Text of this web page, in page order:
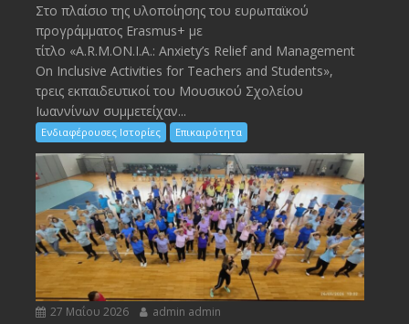
Στο πλαίσιο της υλοποίησης του ευρωπαϊκού
προγράμματος Erasmus+ με
τίτλο «A.R.M.ON.I.A.: Anxiety’s Relief and Management
On Inclusive Activities for Teachers and Students»,
τρεις εκπαιδευτικοί του Μουσικού Σχολείου
Ιωαννίνων συμμετείχαν...
Ενδιαφέρουσες Ιστορίες Επικαιρότητα
27 Μαΐου 2026 admin admin